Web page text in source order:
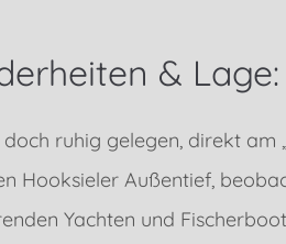
& Lage:
ruhig gelegen, direkt am
Hooksieler Außentief,
Yachten und